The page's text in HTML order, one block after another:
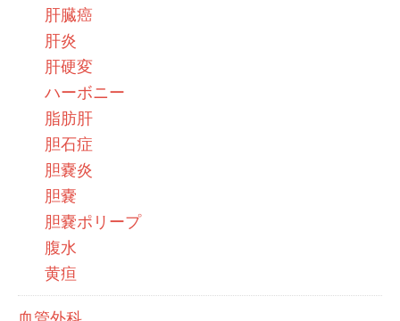
肝臓癌
肝炎
肝硬変
ハーボニー
脂肪肝
胆石症
胆嚢炎
胆嚢
胆嚢ポリープ
腹水
黄疸